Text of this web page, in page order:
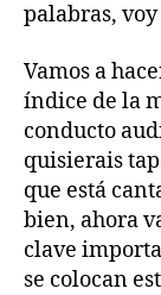
palabras,
Vamos a
índice de la
conducto
quisierais
que está
bien, ahora
clave
se colocan